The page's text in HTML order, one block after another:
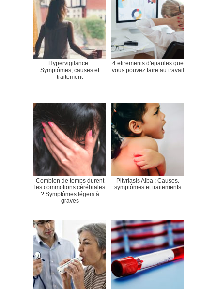
Hypervigilance :
Symptômes, causes et
traitement
4 étirements d'épaules que
vous pouvez faire au travail
Combien de temps durent
les commotions cérébrales
? Symptômes légers à
graves
Pityriasis Alba : Causes,
symptômes et traitements